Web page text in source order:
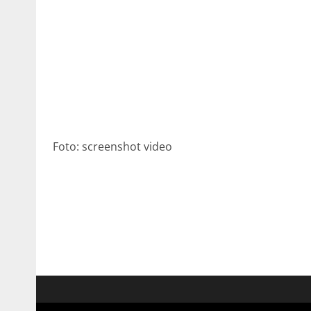
Foto: screenshot video